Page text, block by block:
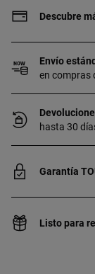
Descubre
Envío
en compras
hasta 30
Garantía
Listo para